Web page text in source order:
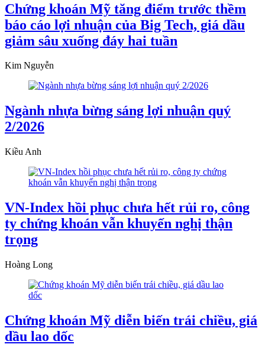
Chứng khoán Mỹ tăng điểm trước thềm
báo cáo lợi nhuận của Big Tech, giá dầu
giảm sâu xuống đáy hai tuần
Kim Nguyễn
Ngành nhựa bừng sáng lợi nhuận quý
2/2026
Kiều Anh
VN-Index hồi phục chưa hết rủi ro, công
ty chứng khoán vẫn khuyến nghị thận
trọng
Hoàng Long
Chứng khoán Mỹ diễn biến trái chiều, giá
dầu lao dốc